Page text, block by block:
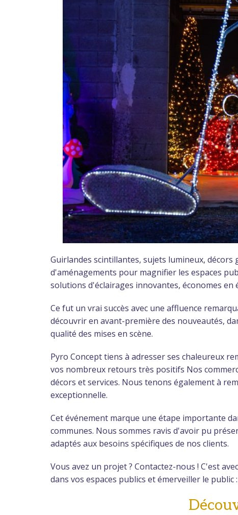
Guirlandes scintillantes, sujets lumineux, décors
d'aménagements pour magnifier les espaces
solutions d'éclairages innovantes, économes en
Ce fut un vrai succès avec une affluence
découvrir en avant-première des nouveautés,
qualité des mises en scène.
Pyro Concept tiens à adresser ses chaleureux
vos nombreux retours très positifs Nos
décors et services. Nous tenons également à
exceptionnelle.
Cet événement marque une étape importante
communes. Nous sommes ravis d'avoir pu
adaptés aux besoins spécifiques de nos clients.
Vous avez un projet ? Contactez-nous ! C'est
dans vos espaces publics et émerveiller le public :